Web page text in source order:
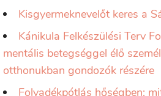
Kisgyermeknevelőt keres a
Kánikula Felkészülési Terv
mentális betegséggel élő
otthonukban gondozók részére
Folyadékpótlás hőségben: